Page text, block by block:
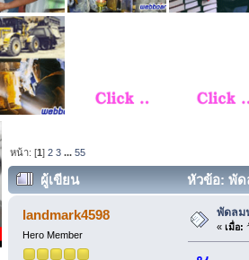
หน้า: [1]2 3 ...55
ผู้เขียน หัวข้อ: พัด
landmark4598
Hero Member
พัดลม
« เมื่อ: